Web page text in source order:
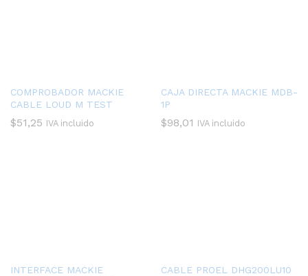
COMPROBADOR MACKIE
CABLE LOUD M TEST
$51,25 IVA incluido
CAJA DIRECTA MACKIE MDB-
1P
$98,01 IVA incluido
INTERFACE MACKIE
CABLE PROEL DHG200LU10